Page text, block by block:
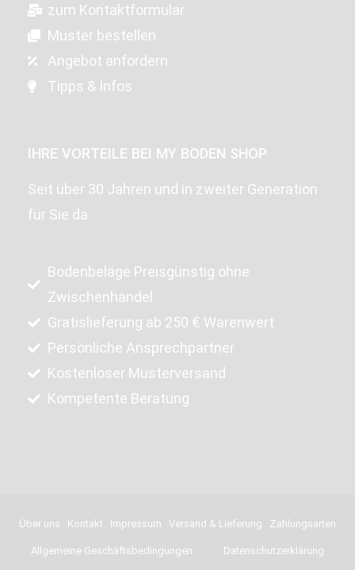
zum Kontaktformular
Muster bestellen
Angebot anfordern
Tipps & Infos
IHRE VORTEILE BEI MY BODEN SHOP
Seit über 30 Jahren und in zweiter Generation
für Sie da
Bodenbeläge Preisgünstig ohne
Zwischenhandel
Gratislieferung ab 250 € Warenwert
Persönliche Ansprechpartner
Kostenloser Musterversand
Kompetente Beratung
Über uns Kontakt Impressum Versand & Lieferung Zahlungsarten
Allgemeine Geschäftsbedingungen Datenschutzerklärung